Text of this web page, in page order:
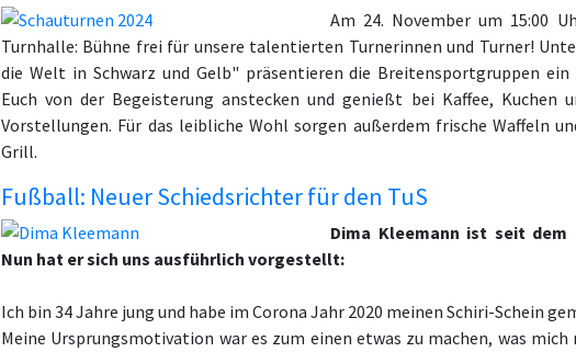
Am 24. November um 15:00
Turnhalle: Bühne frei für unsere talentierten Turnerinnen und Turner!
die Welt in Schwarz und Gelb" präsentieren die Breitensportgruppen
Euch von der Begeisterung anstecken und genießt bei Kaffee, Kuchen
Vorstellungen. Für das leibliche Wohl sorgen außerdem frische Waffeln
Grill.
Fußball: Neuer Schiedsrichter für den TuS
Dima Kleemann ist seit dem
Nun hat er sich uns ausführlich vorgestellt:
Ich bin 34 Jahre jung und habe im Corona Jahr 2020 meinen Schiri-Schein
Meine Ursprungsmotivation war es zum einen etwas zu machen, was